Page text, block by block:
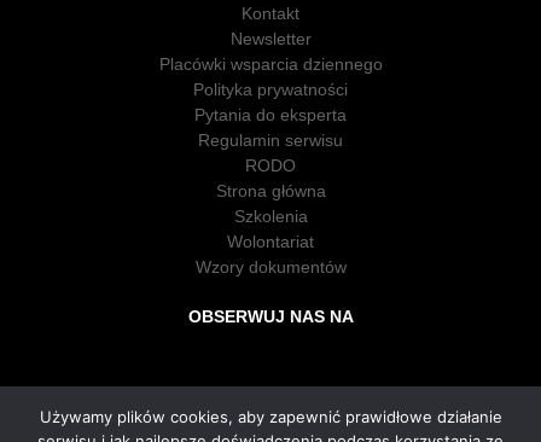
Kontakt
Newsletter
Placówki wsparcia dziennego
Polityka prywatności
Pytania do eksperta
Regulamin serwisu
RODO
Strona główna
Szkolenia
Wolontariat
Wzory dokumentów
OBSERWUJ NAS NA
Używamy plików cookies, aby zapewnić prawidłowe działanie